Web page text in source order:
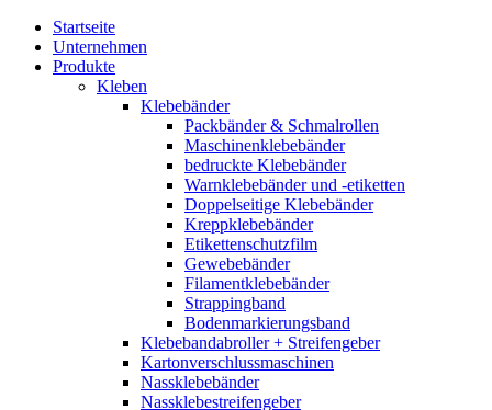
Startseite
Unternehmen
Produkte
Kleben
Klebebänder
Packbänder & Schmalrollen
Maschinenklebebänder
bedruckte Klebebänder
Warnklebebänder und -etiketten
Doppelseitige Klebebänder
Kreppklebebänder
Etikettenschutzfilm
Gewebebänder
Filamentklebebänder
Strappingband
Bodenmarkierungsband
Klebebandabroller + Streifengeber
Kartonverschlussmaschinen
Nassklebebänder
Nassklebestreifengeber